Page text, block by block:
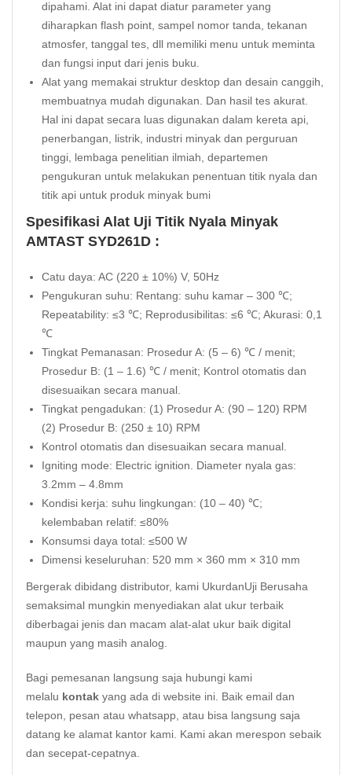
dipahami. Alat ini dapat diatur parameter yang
diharapkan flash point, sampel nomor tanda, tekanan
atmosfer, tanggal tes, dll memiliki menu untuk meminta
dan fungsi input dari jenis buku.
Alat yang memakai struktur desktop dan desain canggih,
membuatnya mudah digunakan. Dan hasil tes akurat.
Hal ini dapat secara luas digunakan dalam kereta api,
penerbangan, listrik, industri minyak dan perguruan
tinggi, lembaga penelitian ilmiah, departemen
pengukuran untuk melakukan penentuan titik nyala dan
titik api untuk produk minyak bumi
Spesifikasi Alat Uji Titik Nyala Minyak
AMTAST SYD261D :
Catu daya: AC (220 ± 10%) V, 50Hz
Pengukuran suhu: Rentang: suhu kamar – 300 ℃;
Repeatability: ≤3 ℃; Reprodusibilitas: ≤6 ℃; Akurasi: 0,1
℃
Tingkat Pemanasan: Prosedur A: (5 – 6) ℃ / menit;
Prosedur B: (1 – 1.6) ℃ / menit; Kontrol otomatis dan
disesuaikan secara manual.
Tingkat pengadukan: (1) Prosedur A: (90 – 120) RPM
(2) Prosedur B: (250 ± 10) RPM
Kontrol otomatis dan disesuaikan secara manual.
Igniting mode: Electric ignition. Diameter nyala gas:
3.2mm – 4.8mm
Kondisi kerja: suhu lingkungan: (10 – 40) ℃;
kelembaban relatif: ≤80%
Konsumsi daya total: ≤500 W
Dimensi keseluruhan: 520 mm × 360 mm × 310 mm
Bergerak dibidang distributor, kami UkurdanUji Berusaha
semaksimal mungkin menyediakan alat ukur terbaik
diberbagai jenis dan macam alat-alat ukur baik digital
maupun yang masih analog.
Bagi pemesanan langsung saja hubungi kami
melalu kontak yang ada di website ini. Baik email dan
telepon, pesan atau whatsapp, atau bisa langsung saja
datang ke alamat kantor kami. Kami akan merespon sebaik
dan secepat-cepatnya.